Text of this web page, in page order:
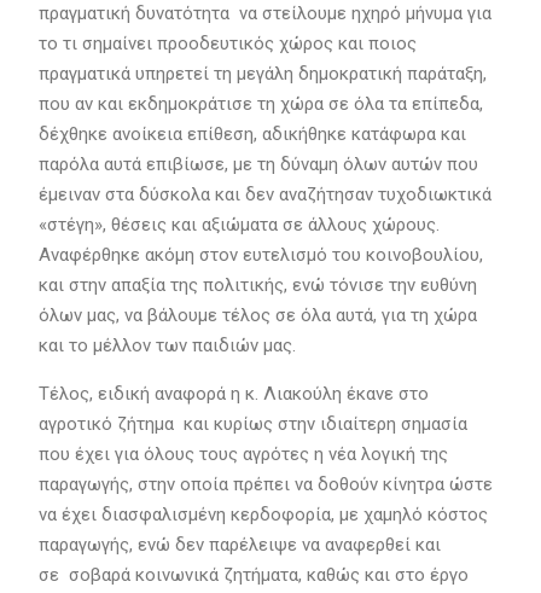
πραγματική δυνατότητα να στείλουμε ηχηρό μήνυμα για
το τι σημαίνει προοδευτικός χώρος και ποιος
πραγματικά υπηρετεί τη μεγάλη δημοκρατική παράταξη,
που αν και εκδημοκράτισε τη χώρα σε όλα τα επίπεδα,
δέχθηκε ανοίκεια επίθεση, αδικήθηκε κατάφωρα και
παρόλα αυτά επιβίωσε, με τη δύναμη όλων αυτών που
έμειναν στα δύσκολα και δεν αναζήτησαν τυχοδιωκτικά
«στέγη», θέσεις και αξιώματα σε άλλους χώρους.
Αναφέρθηκε ακόμη στον ευτελισμό του κοινοβουλίου,
και στην απαξία της πολιτικής, ενώ τόνισε την ευθύνη
όλων μας, να βάλουμε τέλος σε όλα αυτά, για τη χώρα
και το μέλλον των παιδιών μας.
Τέλος, ειδική αναφορά η κ. Λιακούλη έκανε στο
αγροτικό ζήτημα και κυρίως στην ιδιαίτερη σημασία
που έχει για όλους τους αγρότες η νέα λογική της
παραγωγής, στην οποία πρέπει να δοθούν κίνητρα ώστε
να έχει διασφαλισμένη κερδοφορία, με χαμηλό κόστος
παραγωγής, ενώ δεν παρέλειψε να αναφερθεί και
σε σοβαρά κοινωνικά ζητήματα, καθώς και στο έργο